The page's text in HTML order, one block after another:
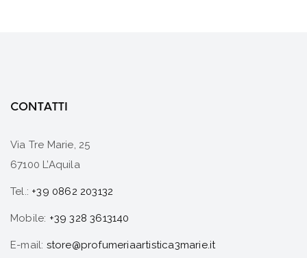
CONTATTI
Via Tre Marie, 25
67100 L’Aquila
Tel.: +39 0862 203132
Mobile: +39 328 3613140
E-mail: store@profumeriaartistica3marie.it